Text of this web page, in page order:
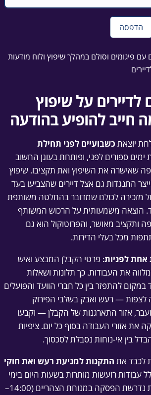
הדפסה
לדיירים על שיפוץ
חייב להופיע בהודעה
יוצאת כשבועיים לפני תחילת
ימים ספורים לפני, ופותחת בעוגן החשוב
שאישרה את השיפוץ ואת תקציבו. שיפוץ
התנגדות גם אצל דיירים שהצביעו בעד
מזכירה לכולם שמדובר בהחלטה משותפת
הוצאה משמעותית על הרכוש המשותף
ותקציב מאושר, והפרוטוקול הוא גם
מכל בעלי הדירות.
אחת לפניות: פרטי הקבלן המבצע ואיש
את העבודות. כך תלונות ושאלות
להתפזר בין כל חברי הוועד והפועלים
— רעש ואבק בשלבי הפירוק
אזור התארגנות של הקבלן — וקבעו
את אזורי העבודה בסוף כל יום. ציפיות
בין אי-נוחות נסבלת לסכסוך.
לכבד את התקנות למניעת רעש ואת חוקי
עבודות רועשות מותרות בשעות היום בימי
חול, ובחלק מהרשויות נדרשת הפסקה במנוחת הצהריים (14:00–